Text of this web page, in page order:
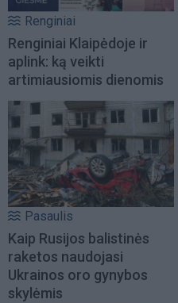
Renginiai
Renginiai Klaipėdoje ir
aplink: ką veikti
artimiausiomis dienomis
Pasaulis
Kaip Rusijos balistinės
raketos naudojasi
Ukrainos oro gynybos
skylėmis